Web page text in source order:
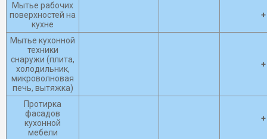
Мытье рабочих
поверхностей на
кухне
+
Мытье кухонной
техники
снаружи (плита,
холодильник,
микроволновая
печь, вытяжка)
+
Протирка
фасадов
кухонной
мебели
+